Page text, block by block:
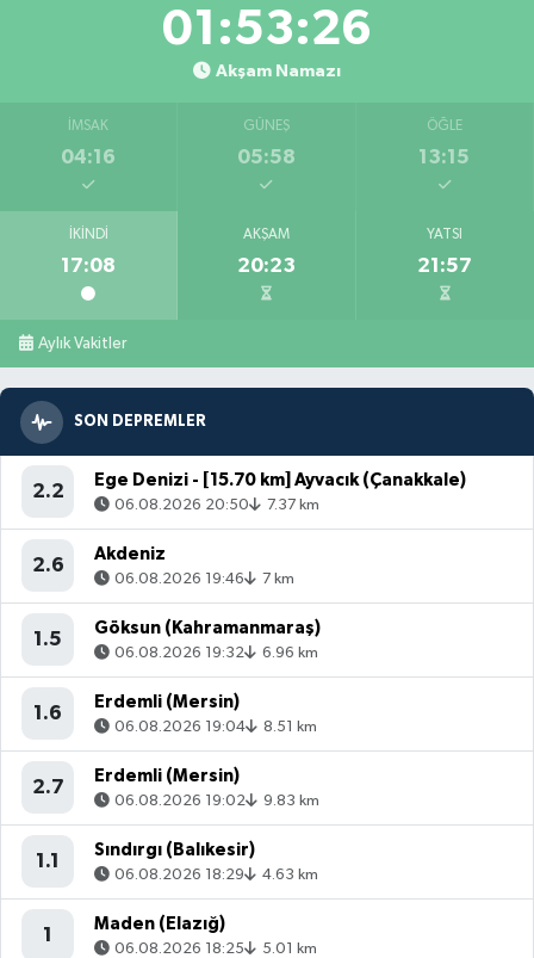
01:53:25
Akşam Namazı
İMSAK
04:16
GÜNEŞ
05:58
ÖĞLE
13:15
İKINDI
17:08
AKŞAM
20:23
YATSI
21:57
Aylık Vakitler
SON DEPREMLER
2.2
Ege Denizi - [15.70 km] Ayvacık (Çanakkale)
06.08.2026 20:50 7.37 km
2.6
Akdeniz
06.08.2026 19:46 7 km
1.5
Göksun (Kahramanmaraş)
06.08.2026 19:32 6.96 km
1.6
Erdemli (Mersin)
06.08.2026 19:04 8.51 km
2.7
Erdemli (Mersin)
06.08.2026 19:02 9.83 km
1.1
Sındırgı (Balıkesir)
06.08.2026 18:29 4.63 km
1
Maden (Elazığ)
06.08.2026 18:25 5.01 km